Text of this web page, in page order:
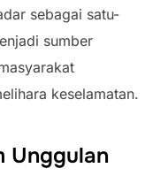
sebagai satu-
sumber
keselamatan.
Unggulan